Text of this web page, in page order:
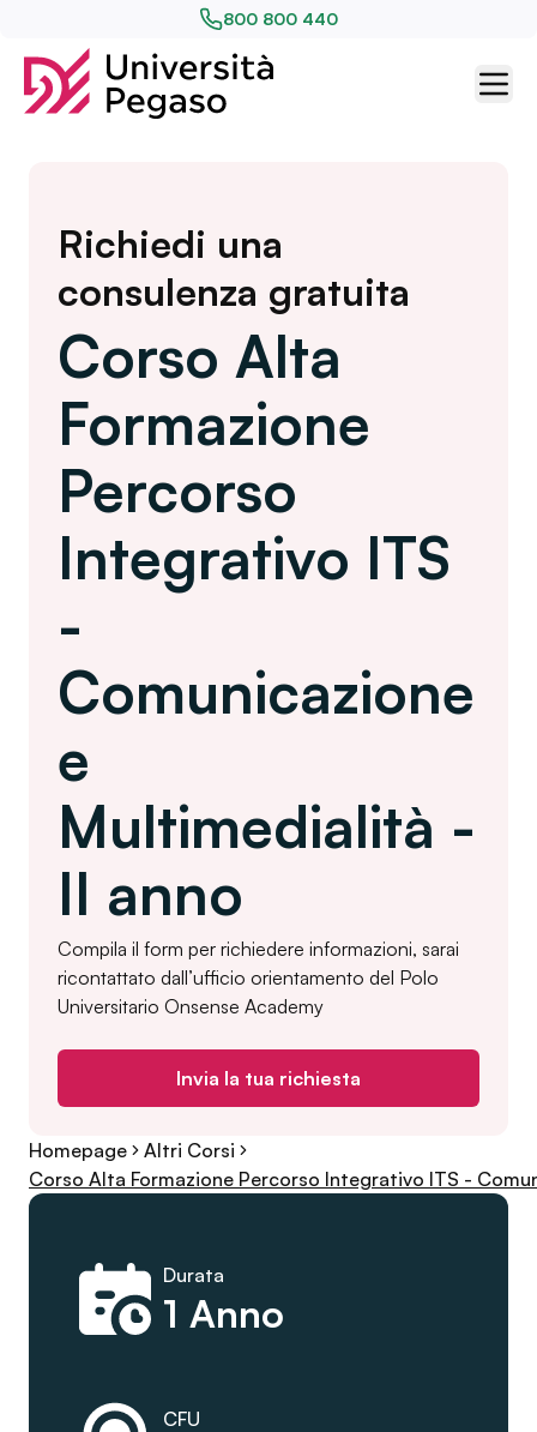
800 800 440
Richiedi una
consulenza gratuita
Corso Alta
Formazione
Percorso
Integrativo ITS
-
Comunicazione
e
Multimedialità -
II anno
Compila il form per richiedere informazioni, sarai
ricontattato dall’ufficio orientamento del Polo
Universitario Onsense Academy
Invia la tua richiesta
Homepage
Altri Corsi
Corso Alta Formazione Percorso Integrativo ITS -
1 Anno
Durata
CFU